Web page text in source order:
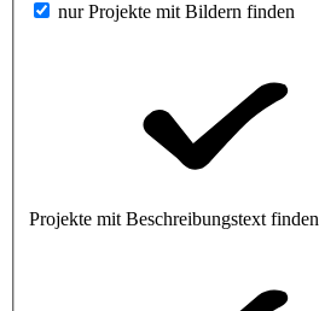
nur Projekte mit Bildern finden
Projekte mit Beschreibungstext finden